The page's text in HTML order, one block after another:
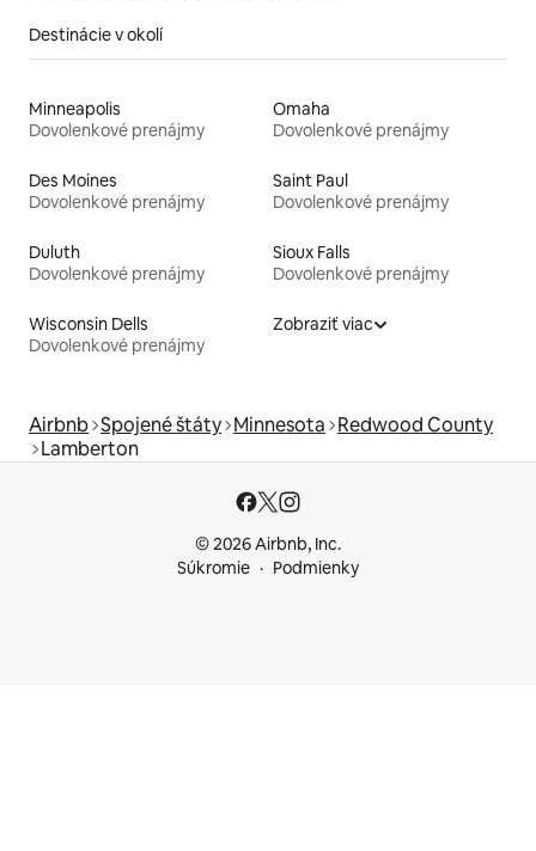
Destinácie v okolí
Minneapolis
Dovolenkové prenájmy
Omaha
Dovolenkové prenájmy
Des Moines
Dovolenkové prenájmy
Saint Paul
Dovolenkové prenájmy
Duluth
Dovolenkové prenájmy
Sioux Falls
Dovolenkové prenájmy
Wisconsin Dells
Dovolenkové prenájmy
Zobraziť viac
Airbnb Spojené štáty Minnesota Redwood County
Lamberton
© 2026 Airbnb, Inc.
Súkromie
Podmienky